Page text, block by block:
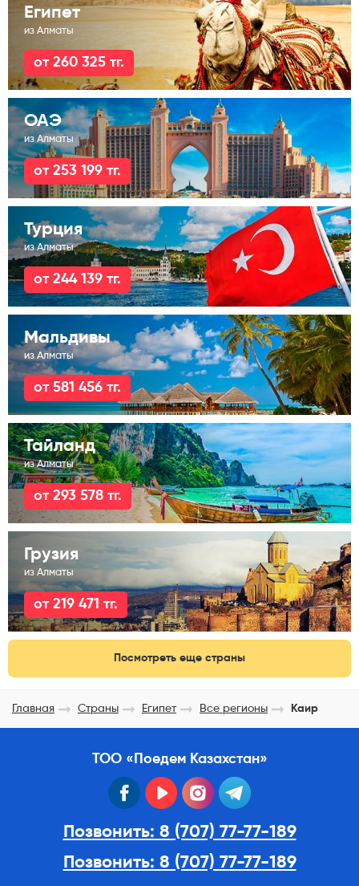
Египет
из Алматы
от 260 325 тг.
ОАЭ
из Алматы
от 253 199 тг.
Турция
из Алматы
от 244 139 тг.
Мальдивы
из Алматы
от 581 456 тг.
Тайланд
из Алматы
от 293 578 тг.
Грузия
из Алматы
от 219 471 тг.
Посмотреть еще страны
Главная Страны Египет Все регионы Каир
ТОО «Поедем Казахстан»
facebook youtube instagram
Позвонить: 8 (707) 77-77-189
Позвонить: 8 (707) 77-77-189